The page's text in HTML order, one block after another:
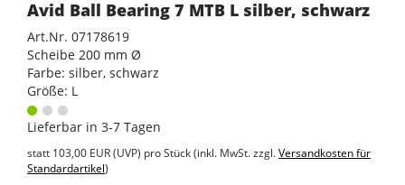
Avid Ball Bearing 7 MTB L silber, schwarz
Art.Nr. 07178619
Scheibe 200 mm Ø
Farbe: silber, schwarz
Größe: L
Lieferbar in 3-7 Tagen
statt 103,00 EUR(UVP) pro Stück (inkl. MwSt. zzgl.Versandkosten für
Standardartikel)